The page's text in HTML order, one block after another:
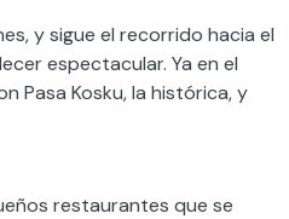
y sigue el recorrido hacia el
espectacular. Ya en el
Pasa Kosku, la histórica, y
restaurantes que se